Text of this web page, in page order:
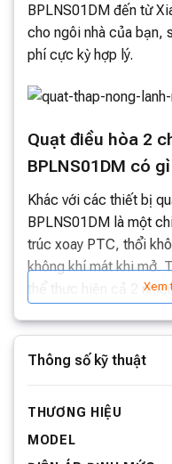
BPLNS01DM đến từ
cho ngôi nhà của bạn,
phí cực kỳ hợp lý.
Quạt điều hòa 2
BPLNS01DM có
Khác với các thiết bị
BPLNS01DM là một
trúc xoay PTC, thổi
không khí mát khi mở.
thể thực hiện cả 2
quạt còn được trang bị
êm ái và tiết kiệm năng
Xem
Thông số kỹ thuật
THƯƠNG HIỆU
MODEL